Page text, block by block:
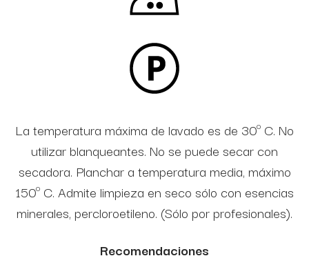
La temperatura máxima de lavado es de 30º C. No
utilizar blanqueantes. No se puede secar con
secadora. Planchar a temperatura media, máximo
150º C. Admite limpieza en seco sólo con esencias
minerales, percloroetileno. (Sólo por profesionales).
Recomendaciones